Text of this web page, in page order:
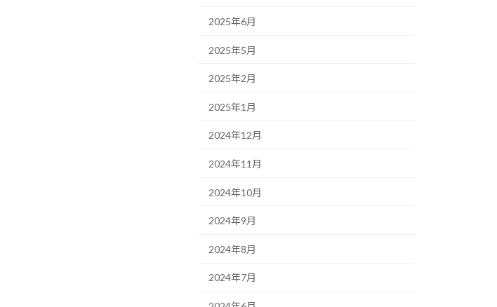
2025年6月
2025年5月
2025年2月
2025年1月
2024年12月
2024年11月
2024年10月
2024年9月
2024年8月
2024年7月